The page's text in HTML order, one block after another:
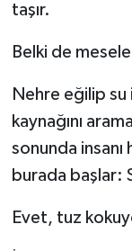
taşır.
Belki de
Nehre eğilip su
kaynağını
sonunda
burada başlar:
Evet, tuz